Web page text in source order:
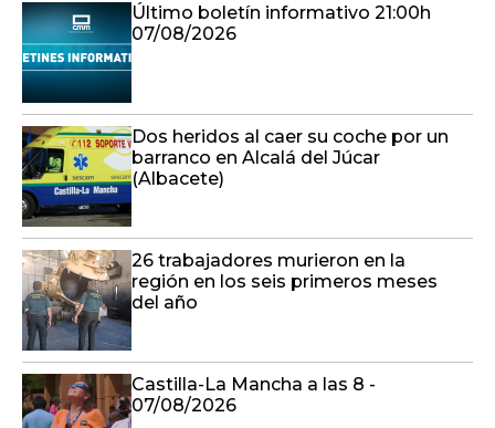
Último boletín informativo 21:00h
07/08/2026
Dos heridos al caer su coche por un
barranco en Alcalá del Júcar
(Albacete)
26 trabajadores murieron en la
región en los seis primeros meses
del año
Castilla-La Mancha a las 8 -
07/08/2026